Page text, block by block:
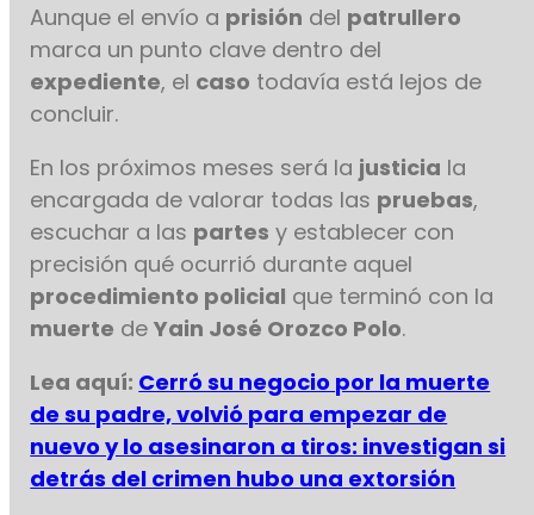
Aunque el envío a prisión del patrullero
marca un punto clave dentro del
expediente, el caso todavía está lejos de
concluir.
En los próximos meses será la justicia la
encargada de valorar todas las pruebas,
escuchar a las partes y establecer con
precisión qué ocurrió durante aquel
procedimiento policial que terminó con la
muerte deYain José Orozco Polo.
Lea aquí: Cerró su negocio por la muerte
de su padre, volvió para empezar de
nuevo y lo asesinaron a tiros: investigan si
detrás del crimen hubo una extorsión